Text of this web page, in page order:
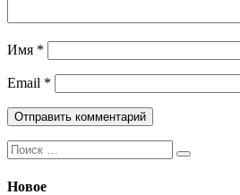
Имя *
Email *
Поиск:
Новое